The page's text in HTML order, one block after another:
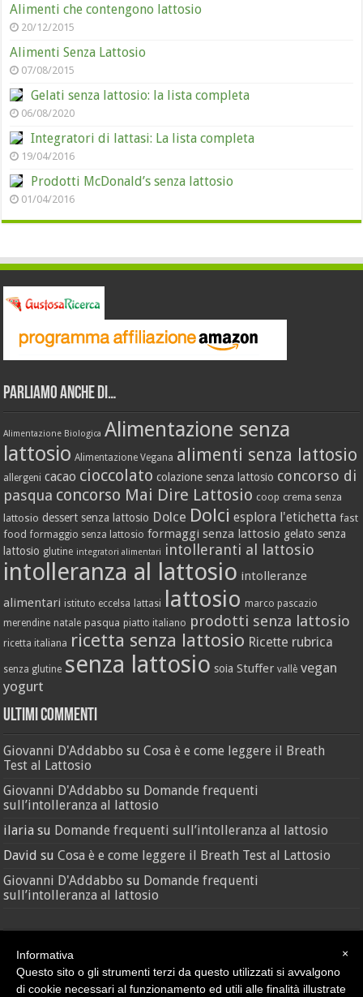
Alimenti che contengono lattosio
20/12/2015
Alimenti Senza Lattosio
07/08/2015
Gelati senza lattosio: la lista completa
06/08/2020
Integratori di lattasi: La lista completa
19/04/2016
Prodotti McDonald’s senza lattosio
01/04/2016
Parliamo anche di…
Alimentazione Biologica Alimentazione senza
lattosio Alimentazione Vegana alimenti senza lattosio
allergeni cacao cioccolato colazione senza lattosio concorso di
pasqua concorso Mai Dire Lattosio coop crema senza
lattosio dessert senza lattosio Dolce Dolci esplora l'etichetta fast
food formaggio senza lattosio formaggi senza lattosio gelato senza
lattosio glutine integratori alimentari intolleranti al lattosio
intolleranza al lattosio intolleranze
alimentari istituto eccelsa lattasi lattosio marco pascazio
merendine natale pasqua piatto italiano prodotti senza lattosio
ricetta italiana ricetta senza lattosio Ricette rubrica
senza glutine senza lattosio soia Stuffer vallè vegan
yogurt
Ultimi Commenti
Giovanni D'Addabbo suCosa è e come leggere il Breath
Test al Lattosio
Giovanni D'Addabbo su Domande frequenti
sull’intolleranza al lattosio
ilaria su Domande frequenti sull’intolleranza al lattosio
David suCosa è e come leggere il Breath Test al Lattosio
Giovanni D'Addabbo su Domande frequenti
sull’intolleranza al lattosio
×
Informativa
Questo sito o gli strumenti terzi da questo utilizzati si avvalgono
di cookie necessari al funzionamento ed utili alle finalità illustrate